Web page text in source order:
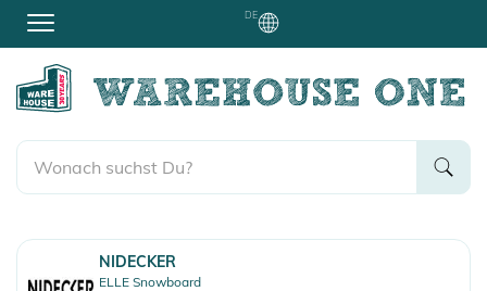
DE
NIDECKER
ELLE Snowboard